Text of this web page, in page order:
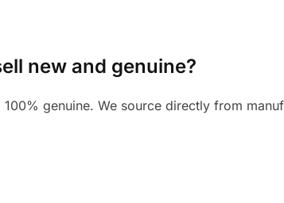
new and genuine?
genuine. We source directly from